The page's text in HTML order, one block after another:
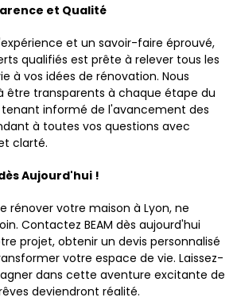
et Qualité
et un savoir-faire éprouvé,
qualifiés est prête à relever tous les
à vos idées de rénovation. Nous
être transparents à chaque étape du
tenant informé de l'avancement des
à toutes vos questions avec
clarté.
Aujourd'hui !
rénover votre maison à Lyon, ne
Contactez BEAM dès aujourd'hui
projet, obtenir un devis personnalisé
votre espace de vie. Laissez-
dans cette aventure excitante de
deviendront réalité.